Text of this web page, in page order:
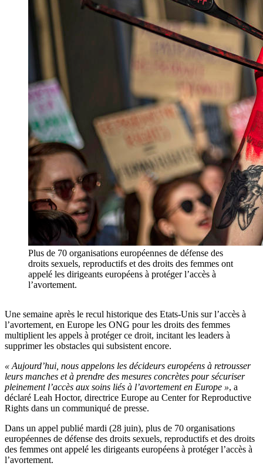
Plus de 70 organisations européennes de défense des
droits sexuels, reproductifs et des droits des femmes ont
appelé les dirigeants européens à protéger l’accès à
l’avortement.
Une semaine après le recul historique des Etats-Unis sur l’accès à
l’avortement, en Europe les ONG pour les droits des femmes
multiplient les appels à protéger ce droit, incitant les leaders à
supprimer les obstacles qui subsistent encore.
« Aujourd’hui, nous appelons les décideurs européens à retrousser
leurs manches et à prendre des mesures concrètes pour sécuriser
pleinement l’accès aux soins liés à l’avortement en Europe », a
déclaré Leah Hoctor, directrice Europe au Center for Reproductive
Rights dans un communiqué de presse.
Dans un appel publié mardi (28 juin), plus de 70 organisations
européennes de défense des droits sexuels, reproductifs et des droits
des femmes ont appelé les dirigeants européens à protéger l’accès à
l’avortement.